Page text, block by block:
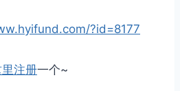
?id=8177
注册一个~